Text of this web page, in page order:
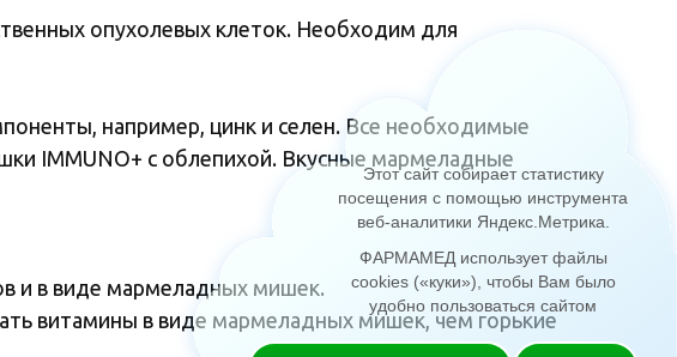
опухолевых клеток. Необходим для
например, цинк и селен. Все необходимые
IMMUNO+ с облепихой. Вкусные мармеладные
и в виде мармеладных мишек.
витамины в виде мармеладных мишек, чем горькие
Этот сайт собирает статистику
посещения с помощью инструмента
веб-аналитики Яндекс.Метрика
ФАРМАМЕД использует файлы
cookies («куки»), чтобы Вам было
удобно пользоваться сайтом